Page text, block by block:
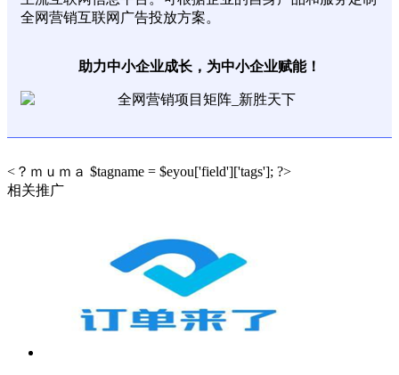
全网营销互联网广告投放方案。
助力中小企业成长，为中小企业赋能！
<？ｍｕｍａ $tagname = $eyou['field']['tags']; ?>
相关推广